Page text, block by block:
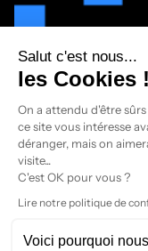
Salut c'est nous...
les Cookies !
On a attendu d'être
ce site vous intéresse
déranger, mais on
visite...
C'est OK pour vous ?
Lire notre politique de
Voici pourquoi